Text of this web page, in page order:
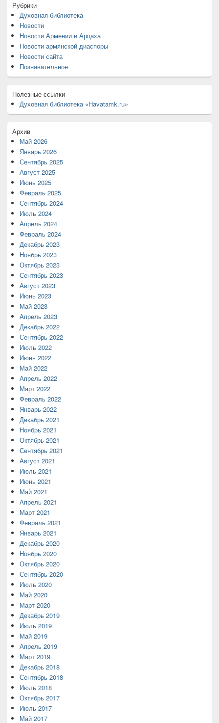
Рубрики
Духовная библиотека
Новости
Новости Армении и Арцаха
Новости армянской диаспоры
Новости сайта
Познавательное
Полезные ссылки
Духовная библиотека «Havatamk.ru»
Архив
Май 2026
Январь 2026
Сентябрь 2025
Август 2025
Июнь 2025
Февраль 2025
Сентябрь 2024
Июль 2024
Апрель 2024
Февраль 2024
Декабрь 2023
Ноябрь 2023
Октябрь 2023
Сентябрь 2023
Август 2023
Июнь 2023
Май 2023
Апрель 2023
Декабрь 2022
Сентябрь 2022
Июль 2022
Июнь 2022
Май 2022
Апрель 2022
Март 2022
Февраль 2022
Январь 2022
Декабрь 2021
Ноябрь 2021
Октябрь 2021
Сентябрь 2021
Август 2021
Июль 2021
Июнь 2021
Май 2021
Апрель 2021
Март 2021
Февраль 2021
Январь 2021
Декабрь 2020
Ноябрь 2020
Октябрь 2020
Сентябрь 2020
Июль 2020
Май 2020
Март 2020
Декабрь 2019
Июль 2019
Май 2019
Апрель 2019
Март 2019
Декабрь 2018
Сентябрь 2018
Июль 2018
Октябрь 2017
Июль 2017
Май 2017